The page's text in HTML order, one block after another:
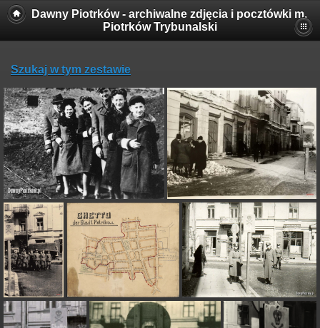
Dawny Piotrków - archiwalne zdjęcia i pocztówki m.
Piotrków Trybunalski
Szukaj w tym zestawie